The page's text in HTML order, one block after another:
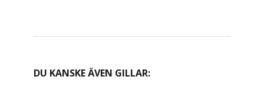
DU KANSKE ÄVEN GILLAR: